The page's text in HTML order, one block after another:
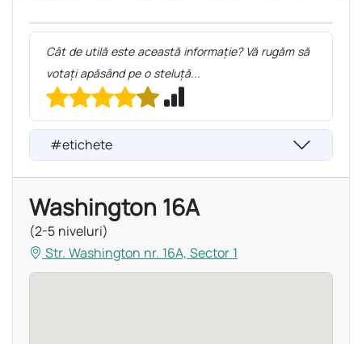
Cât de utilă este această informație? Vă rugăm să
votați apăsând pe o steluță...
#etichete
Washington 16A
(2-5 niveluri)
Str. Washington nr. 16A, Sector 1